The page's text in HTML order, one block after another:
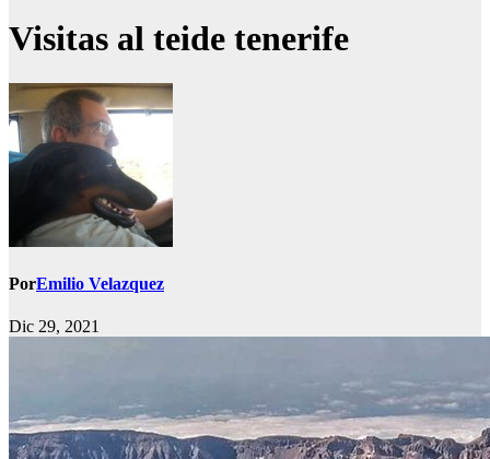
Visitas al teide tenerife
PorEmilio Velazquez
Dic 29, 2021